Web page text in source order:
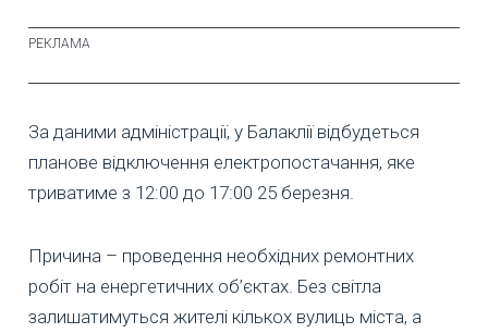
За даними адміністрації, у Балаклії відбудеться
планове відключення електропостачання, яке
триватиме з 12:00 до 17:00 25 березня.
Причина – проведення необхідних ремонтних
робіт на енергетичних об’єктах. Без світла
залишатимуться жителі кількох вулиць міста, а